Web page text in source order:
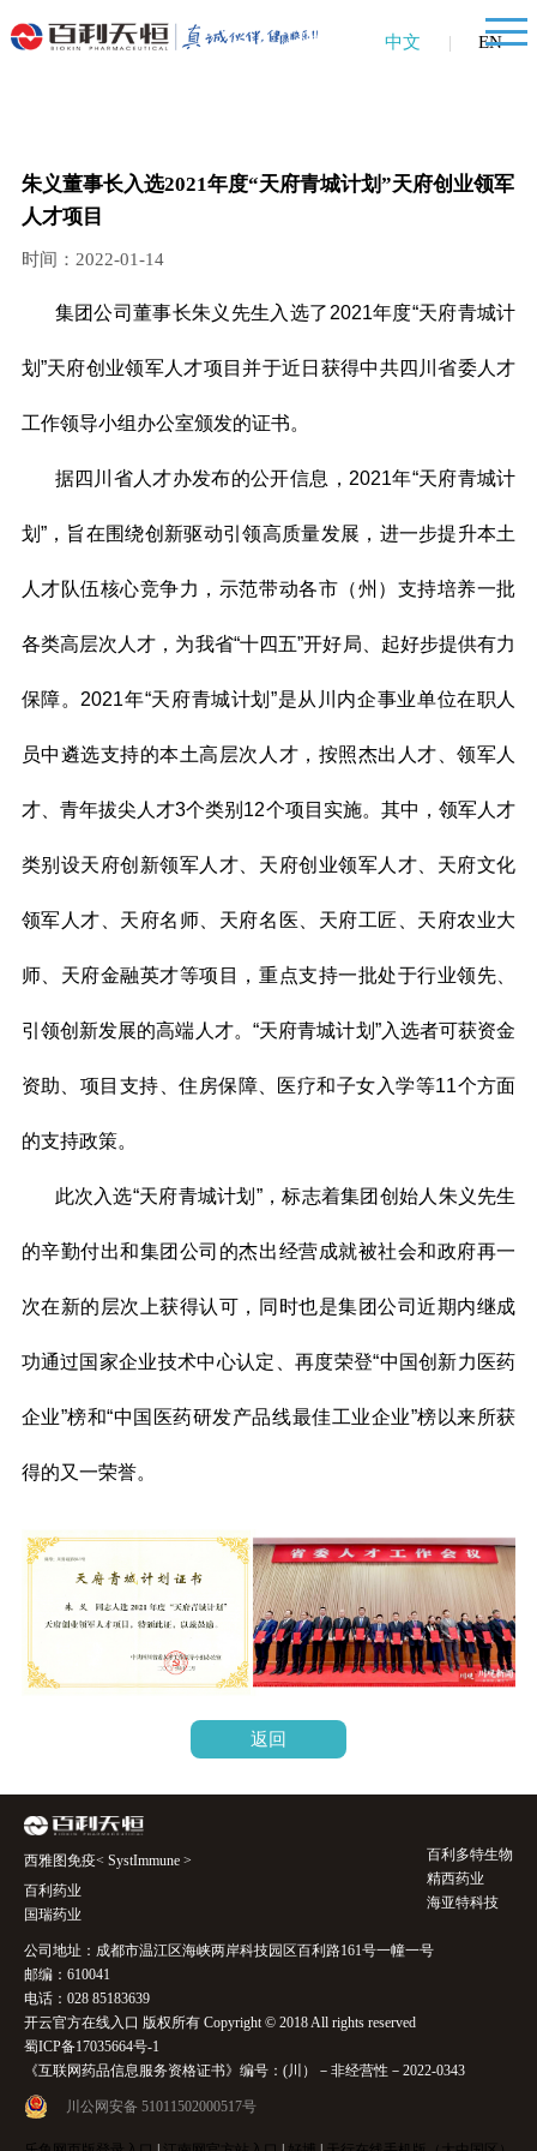
中文 | EN
朱义董事长入选2021年度“天府青城计划”天府创业领军
人才项目
时间：2022-01-14
集团公司董事长朱义先生入选了2021年度“天府青城计
划”天府创业领军人才项目并于近日获得中共四川省委人才
工作领导小组办公室颁发的证书。
据四川省人才办发布的公开信息，2021年“天府青城计
划”，旨在围绕创新驱动引领高质量发展，进一步提升本土
人才队伍核心竞争力，示范带动各市（州）支持培养一批
各类高层次人才，为我省“十四五”开好局、起好步提供有力
保障。2021年“天府青城计划”是从川内企事业单位在职人
员中遴选支持的本土高层次人才，按照杰出人才、领军人
才、青年拔尖人才3个类别12个项目实施。其中，领军人才
类别设天府创新领军人才、天府创业领军人才、天府文化
领军人才、天府名师、天府名医、天府工匠、天府农业大
师、天府金融英才等项目，重点支持一批处于行业领先、
引领创新发展的高端人才。“天府青城计划”入选者可获资金
资助、项目支持、住房保障、医疗和子女入学等11个方面
的支持政策。
此次入选“天府青城计划”，标志着集团创始人朱义先生
的辛勤付出和集团公司的杰出经营成就被社会和政府再一
次在新的层次上获得认可，同时也是集团公司近期内继成
功通过国家企业技术中心认定、再度荣登“中国创新力医药
企业”榜和“中国医药研发产品线最佳工业企业”榜以来所获
得的又一荣誉。
返回
西雅图免疫< SystImmune >
百利药业
国瑞药业
百利多特生物
精西药业
海亚特科技
公司地址：成都市温江区海峡两岸科技园区百利路161号一幢一号
邮编：610041
电话：028 85183639
开云官方在线入口 版权所有 Copyright © 2018 All rights reserved
蜀ICP备17035664号-1
《互联网药品信息服务资格证书》编号：(川）－非经营性－2022-0343
川公网安备 51011502000517号